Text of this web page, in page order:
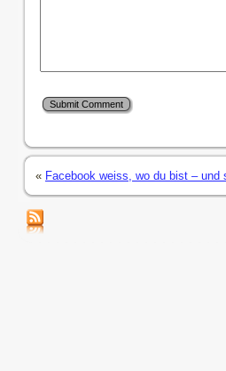
« Facebook weiss, wo du bist – und